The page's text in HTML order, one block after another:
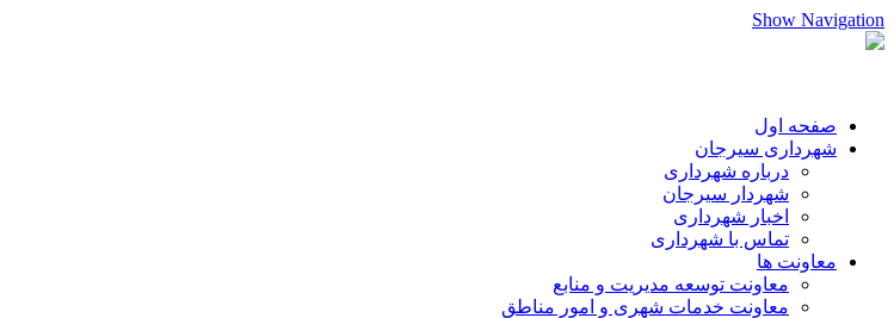
Show Navigation
صفحه اول
شهرداری سیرجان
درباره شهرداری
شهردار سیرجان
اخبار شهرداری
تماس با شهرداری
معاونت ها
معاونت توسعه مدیریت و منابع
معاونت خدمات شهری و امور مناطق